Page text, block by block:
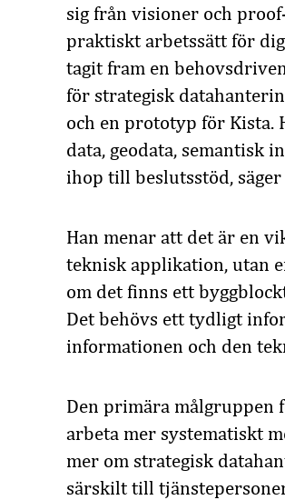
sig från visioner och
praktiskt arbetssätt för
tagit fram en
för strategisk
och en prototyp för Kista.
data, geodata, semantisk
ihop till beslutsstöd,
Han menar att det är en
teknisk applikation, utan
om det finns ett
Det behövs ett tydligt
informationen och den
Den primära målgruppen
arbeta mer systematiskt
mer om strategisk
särskilt till